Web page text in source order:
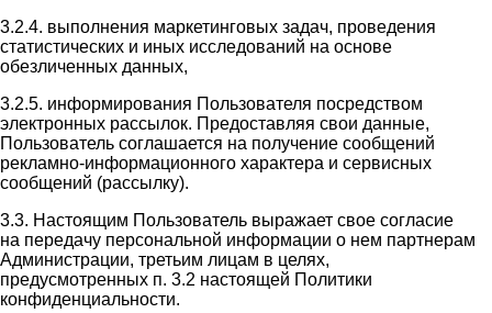
3.2.4. выполнения маркетинговых задач, проведения
статистических и иных исследований на основе
обезличенных данных,
3.2.5. информирования Пользователя посредством
электронных рассылок. Предоставляя свои данные,
Пользователь соглашается на получение сообщений
рекламно-информационного характера и сервисных
сообщений (рассылку).
3.3. Настоящим Пользователь выражает свое согласие
на передачу персональной информации о нем партнерам
Администрации, третьим лицам в целях,
предусмотренных п. 3.2 настоящей Политики
конфиденциальности.